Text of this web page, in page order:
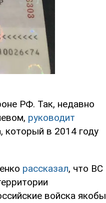
РФ. Так, недавно
руководит
который в 2014 году
рассказал, что ВС
войска якобы